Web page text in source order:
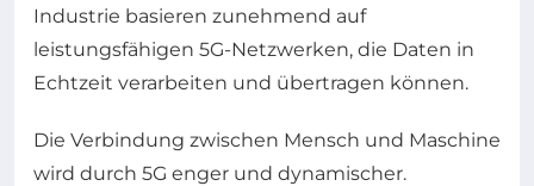
Industrie basieren zunehmend auf
leistungsfähigen 5G-Netzwerken, die Daten in
Echtzeit verarbeiten und übertragen können.
Die Verbindung zwischen Mensch und Maschine
wird durch 5G enger und dynamischer.